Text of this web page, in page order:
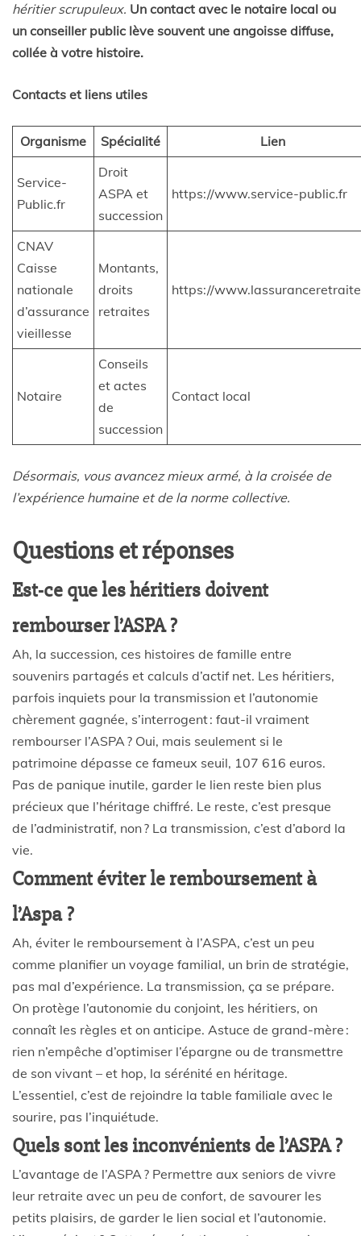
héritier scrupuleux. Un contact avec le notaire local ou
un conseiller public lève souvent une angoisse diffuse,
collée à votre histoire.
Contacts et liens utiles
Organisme Spécialité Lien
Service-
Public.fr
Droit
ASPA et
succession
https://www.service-public.fr
CNAV
Caisse
nationale
d’assurance
vieillesse
Montants,
droits
retraites
https://
Notaire
Conseils
et actes
de
succession
Contact local
Désormais, vous avancez mieux armé, à la croisée de
l’expérience humaine et de la norme collective.
Questions et réponses
Est-ce que les héritiers doivent
rembourser l’ASPA ?
Ah, la succession, ces histoires de famille entre
souvenirs partagés et calculs d’actif net. Les héritiers,
parfois inquiets pour la transmission et l’autonomie
chèrement gagnée, s’interrogent : faut-il vraiment
rembourser l’ASPA ? Oui, mais seulement si le
patrimoine dépasse ce fameux seuil, 107 616 euros.
Pas de panique inutile, garder le lien reste bien plus
précieux que l’héritage chiffré. Le reste, c’est presque
de l’administratif, non ? La transmission, c’est d’abord la
vie.
Comment éviter le remboursement à
l’Aspa ?
Ah, éviter le remboursement à l’ASPA, c’est un peu
comme planifier un voyage familial, un brin de stratégie,
pas mal d’expérience. La transmission, ça se prépare.
On protège l’autonomie du conjoint, les héritiers, on
connaît les règles et on anticipe. Astuce de grand-mère :
rien n’empêche d’optimiser l’épargne ou de transmettre
de son vivant – et hop, la sérénité en héritage.
L’essentiel, c’est de rejoindre la table familiale avec le
sourire, pas l’inquiétude.
Quels sont les inconvénients de l’ASPA ?
L’avantage de l’ASPA ? Permettre aux seniors de vivre
leur retraite avec un peu de confort, de savourer les
petits plaisirs, de garder le lien social et l’autonomie.